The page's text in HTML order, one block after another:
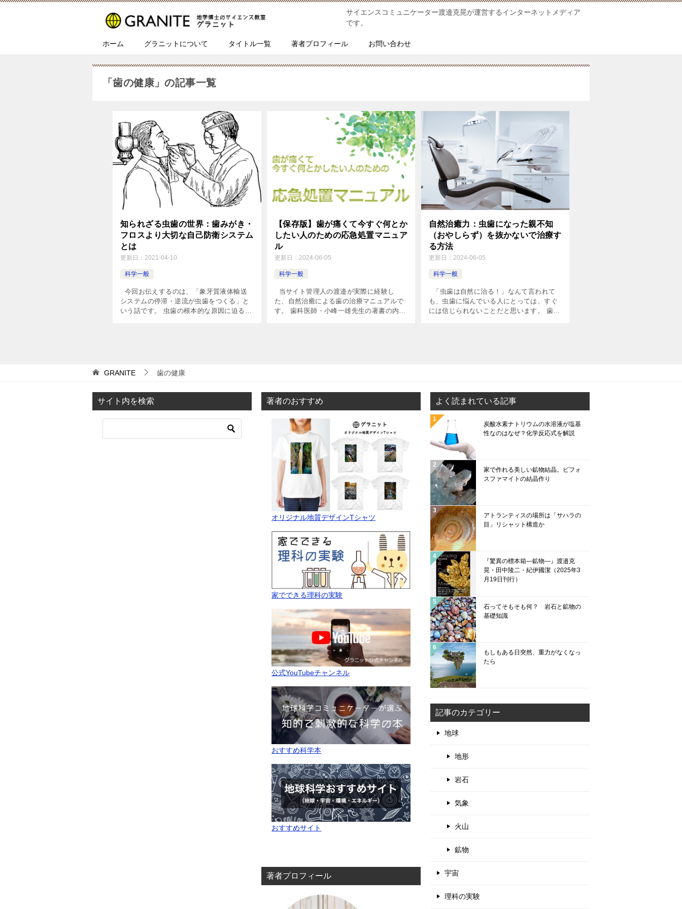
サイエンスコミュニケーター渡邉克晃が運営するインターネットメディア
です。
ホーム グラニットについて タイトル一覧 著者プロフィール お問い合わせ
「歯の健康」の記事一覧
知られざる虫歯の世界：歯みがき・
フロスより大切な自己防衛システム
とは
更新日： 2021-04-10
科学一般
今回お伝えするのは、「象牙質液体輸送
システムの停滞・逆流が虫歯をつくる」と
いう話です。 虫歯の根本的な原因に迫る重
【保存版】歯が痛くて今すぐ何とか
したい人のための応急処置マニュア
ル
更新日： 2024-06-05
科学一般
当サイト管理人の渡邉が実際に経験し
た、自然治癒による歯の治療マニュアルで
す。 歯科医師・小峰一雄先生の著書の内容
自然治癒力：虫歯になった親不知
（おやしらず）を抜かないで治療す
る方法
更新日： 2024-06-05
科学一般
「虫歯は自然に治る！」なんて言われて
も、虫歯に悩んでいる人にとっては、すぐ
には信じられないことだと思います。 歯医
GRANITE 歯の健康
サイト内を検索 著者のおすすめ
オリジナル地質デザインTシャツ
家でできる理科の実験
公式YouTubeチャンネル
おすすめ科学本
おすすめサイト
著者プロフィール
よく読まれている記事
炭酸水素ナトリウムの水溶液が塩基
性なのはなぜ？化学反応式を解説
家で作れる美しい鉱物結晶。ビフォ
スファマイトの結晶作り
アトランティスの場所は「サハラの
目」リシャット構造か
『驚異の標本箱—鉱物—』渡邉克
晃・田中陵二・紀伊國潔（2025年3
月19日刊行）
石ってそもそも何？ 岩石と鉱物の
基礎知識
もしもある日突然、重力がなくなっ
たら
記事のカテゴリー
地球
地形
岩石
気象
火山
鉱物
宇宙
理科の実験